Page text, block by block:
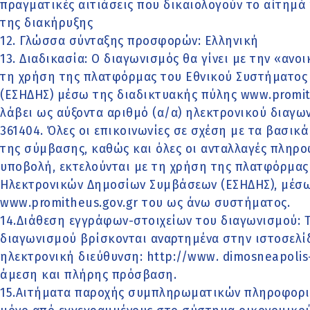
πραγματικές αιτιάσεις που δικαιολογούν το
της διακήρυξης
12. Γλώσσα σύνταξης προσφορών: Ελληνική
13. Διαδικασία: Ο διαγωνισμός θα γίνει με την
τη χρήση της πλατφόρμας του Εθνικού
(ΕΣΗΔΗΣ) μέσω της διαδικτυακής πύλης
λάβει ως αύξοντα αριθµό (α/α) ηλεκτρονικού
361404. Όλες οι επικοινωνίες σε σχέση με τα
της σύμβασης, καθώς και όλες οι ανταλλαγές
υποβολή, εκτελούνται με τη χρήση της
Ηλεκτρονικών Δημοσίων Συμβάσεων (ΕΣΗΔΗΣ),
www.promitheus.gov.gr του ως άνω συστήματος.
14.Διάθεση εγγράφων-στοιχείων του διαγωνισμού:
διαγωνισμού βρίσκονται αναρτημένα στην
ηλεκτρονική διεύθυνση: http://www.
άμεση και πλήρης πρόσβαση.
15.Αιτήματα παροχής συμπληρωματικών